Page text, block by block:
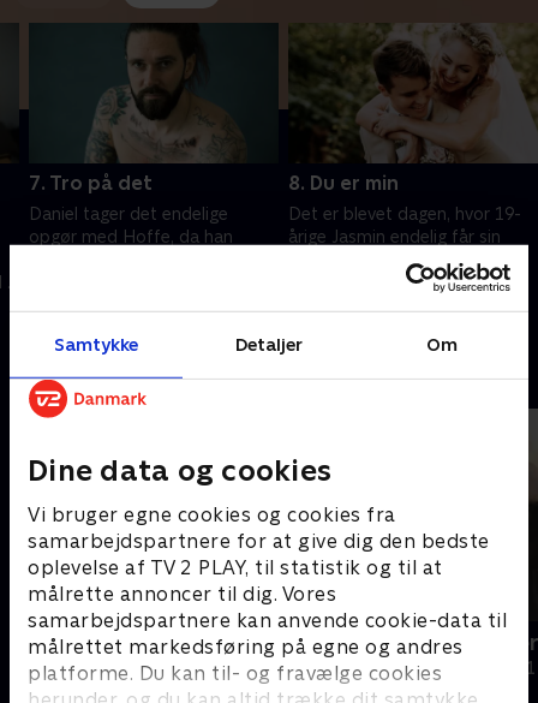
Samtykke Detaljer Om
Dine data og cookies
Vi bruger egne cookies og cookies fra
samarbejdspartnere for at give dig den bedste
oplevelse af TV 2 PLAY, til statistik og til at
målrette annoncer til dig. Vores
samarbejdspartnere kan anvende cookie-data til
målrettet markedsføring på egne og andres
platforme. Du kan til- og fravælge cookies
i
7. Tro på det
Daniel tager det endelige
opgør med Hoffe, da han
17. november 2021 • 17 min
8. Du er min
Det er blevet dagen, hvor 19-
årige Jasmin endelig får sin
Mika ved et romantisk bryllup.
Og så mødes Alexandra med
17. november 2021 • 17 min
Andre så også
Mor på Onlyfans
Dokumentar
Din
Dokumentar •